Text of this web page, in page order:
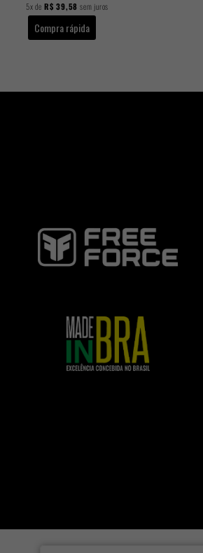
5xde R$ 39,58 sem juros
Compra rápida